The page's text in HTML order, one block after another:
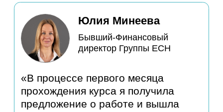
Консультанты
Career
Booster